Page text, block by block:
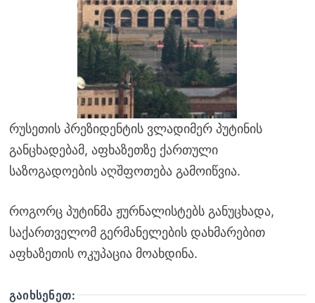
რუსეთის პრეზიდენტის ვლადიმერ პუტინის
განცხადებამ, აფხაზეთზე ქართული
საზოგადოების აღშფოთება გამოიწვია.
როგორც პუტინმა ჟურნალისტებს განუცხადა,
საქართველომ გერმანელების დახმარებით
აფხაზეთის ოკუპაცია მოახდინა.
ᲒᲐᲘᲮᲡᲔᲜᲔᲗ: